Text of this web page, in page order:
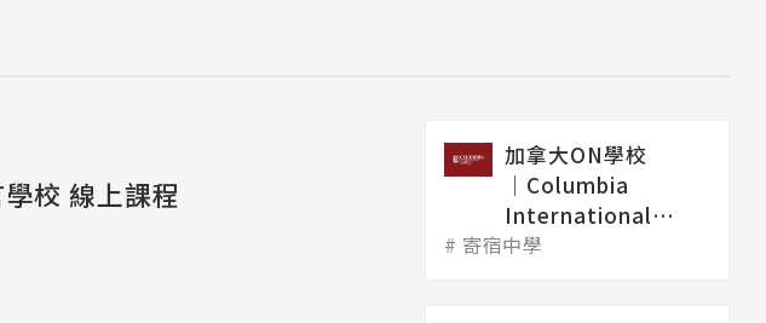
校 線上課程
加拿大ON學校
│Columbia
International
College 哥...
寄宿中學